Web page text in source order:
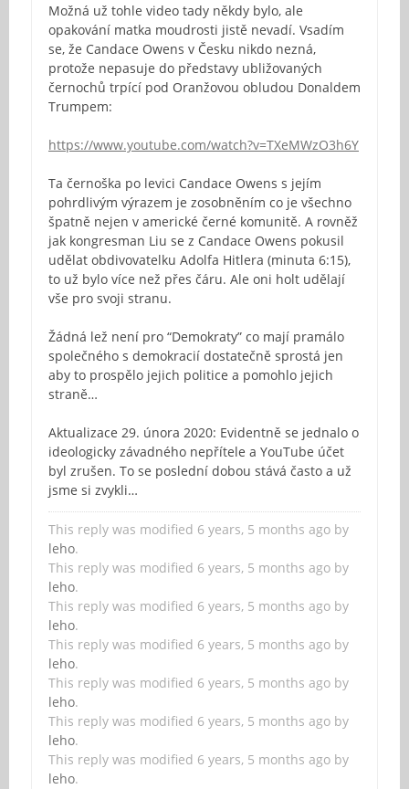
Možná už tohle video tady někdy bylo, ale
opakování matka moudrosti jistě nevadí. Vsadím
se, že Candace Owens v Česku nikdo nezná,
protože nepasuje do představy ubližovaných
černochů trpící pod Oranžovou obludou Donaldem
Trumpem:
https://www.youtube.com/watch?v=TXeMWzO3h6Y
Ta černoška po levici Candace Owens s jejím
pohrdlivým výrazem je zosobněním co je všechno
špatně nejen v americké černé komunitě. A rovněž
jak kongresman Liu se z Candace Owens pokusil
udělat obdivovatelku Adolfa Hitlera (minuta 6:15),
to už bylo více než přes čáru. Ale oni holt udělají
vše pro svoji stranu.
Žádná lež není pro “Demokraty” co mají pramálo
společného s demokracií dostatečně sprostá jen
aby to prospělo jejich politice a pomohlo jejich
straně…
Aktualizace 29. února 2020: Evidentně se jednalo o
ideologicky závadného nepřítele a YouTube účet
byl zrušen. To se poslední dobou stává často a už
jsme si zvykli…
This reply was modified 6 years, 5 months ago by
leho.
This reply was modified 6 years, 5 months ago by
leho.
This reply was modified 6 years, 5 months ago by
leho.
This reply was modified 6 years, 5 months ago by
leho.
This reply was modified 6 years, 5 months ago by
leho.
This reply was modified 6 years, 5 months ago by
leho.
This reply was modified 6 years, 5 months ago by
leho.